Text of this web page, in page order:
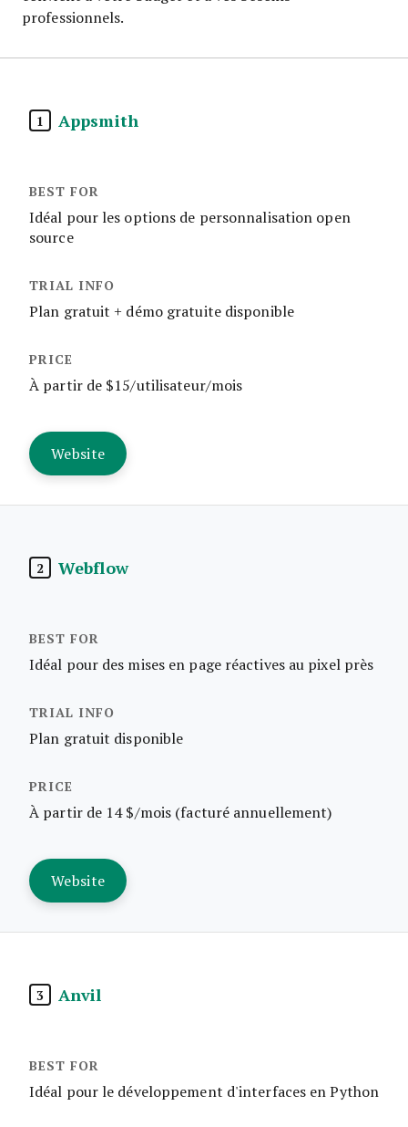
professionnels.
1 Appsmith
Idéal pour les options de personnalisation open
source
Plan gratuit + démo gratuite disponible
À partir de $15/utilisateur/mois
Website
2 Webflow
Idéal pour des mises en page réactives au pixel près
Plan gratuit disponible
À partir de 14 $/mois (facturé annuellement)
Website
3 Anvil
Idéal pour le développement d'interfaces en Python